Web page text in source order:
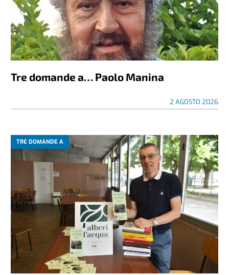
Tre domande a… Paolo Manina
2 AGOSTO 2026
TRE DOMANDE A